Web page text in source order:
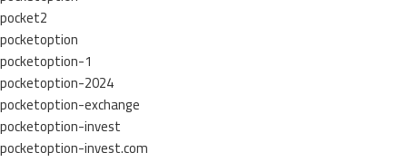
pocket2
pocketoption
pocketoption-1
pocketoption-2024
pocketoption-exchange
pocketoption-invest
pocketoption-invest.com